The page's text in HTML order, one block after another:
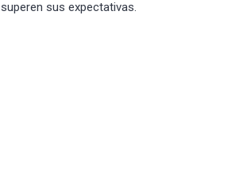
superen sus expectativas.